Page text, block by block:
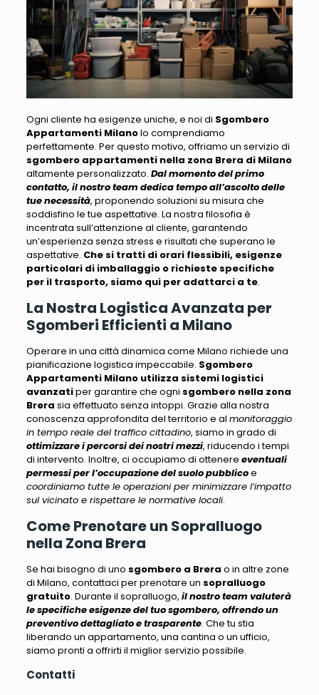
Ogni cliente ha esigenze uniche, e noi di Sgombero
Appartamenti Milanolo comprendiamo
perfettamente. Per questo motivo, offriamo un servizio di
sgombero appartamenti nella zona Brera di Milano
altamente personalizzato. Dal momento del primo
contatto, il nostro team dedica tempo all’ascolto delle
tue necessità, proponendo soluzioni su misura che
soddisfino le tue aspettative. La nostra filosofia è
incentrata sull’attenzione al cliente, garantendo
un’esperienza senza stress e risultati che superano le
aspettative. Che si tratti di orari flessibili, esigenze
particolari di imballaggio o richieste specifiche
per il trasporto, siamo qui per adattarci a te.
La Nostra Logistica Avanzata per
Sgomberi Efficienti a Milano
Operare in una città dinamica come Milano richiede una
pianificazione logistica impeccabile. Sgombero
Appartamenti Milano utilizza sistemi logistici
avanzatiper garantire che ogni sgombero nella zona
Brera sia effettuato senza intoppi. Grazie alla nostra
conoscenza approfondita del territorio e al monitoraggio
in tempo reale del traffico cittadino, siamo in grado di
ottimizzare i percorsi dei nostri mezzi, riducendo i tempi
di intervento. Inoltre, ci occupiamo di ottenere eventuali
permessi per l’occupazione del suolo pubblicoe
coordiniamo tutte le operazioni per minimizzare l’impatto
sul vicinato e rispettare le normative locali.
Come Prenotare un Sopralluogo
nella Zona Brera
Se hai bisogno di uno sgombero a Brera o in altre zone
di Milano, contattaci per prenotare un sopralluogo
gratuito. Durante il sopralluogo, il nostro team valuterà
le specifiche esigenze del tuo sgombero, offrendo un
preventivo dettagliato e trasparente. Che tu stia
liberando un appartamento, una cantina o un ufficio,
siamo pronti a offrirti il miglior servizio possibile.
Contatti